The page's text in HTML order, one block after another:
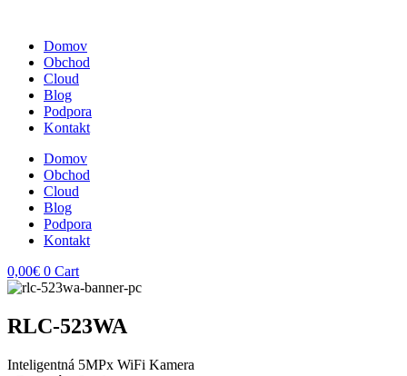
Domov
Obchod
Cloud
Blog
Podpora
Kontakt
Domov
Obchod
Cloud
Blog
Podpora
Kontakt
0,00€ 0 Cart
RLC-523WA
Inteligentná 5MPx WiFi Kamera